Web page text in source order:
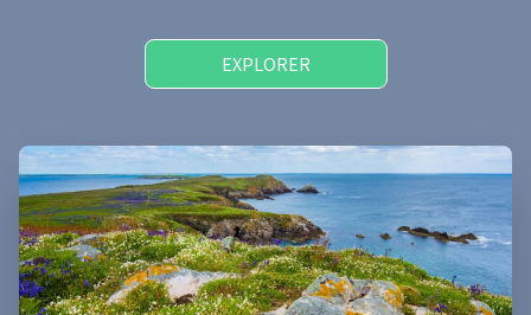
EXPLORER